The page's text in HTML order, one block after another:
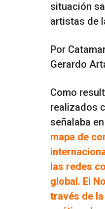
situación
artistas de
Por
Gerardo
Como
realizados
señalaba
mapa de
las redes
global. El
través de